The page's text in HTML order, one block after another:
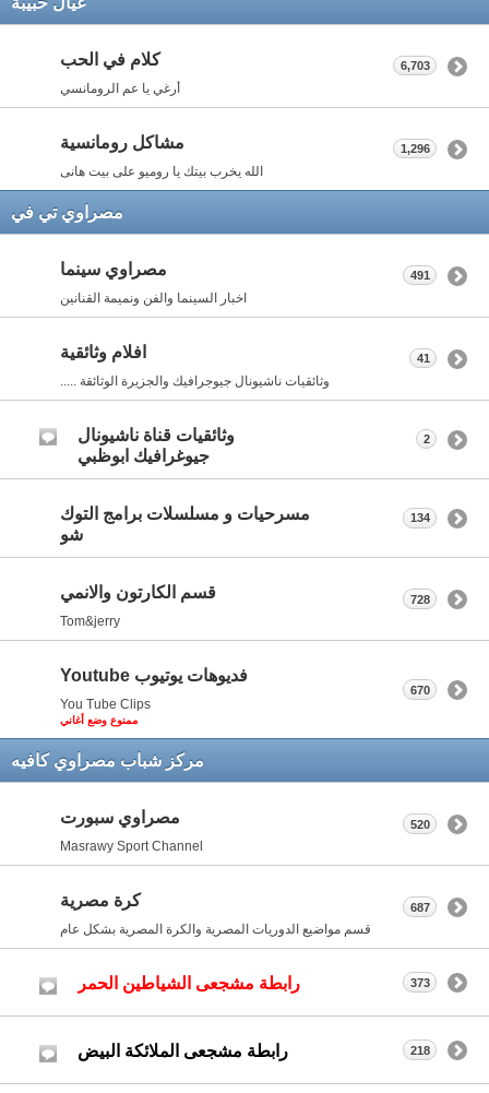
كلام في الحب
أرغي يا عم الرومانسي
6,703
مشاكل رومانسية
الله يخرب بيتك يا روميو على بيت هانى
1,296
مصراوي تي في
مصراوي سينما
اخبار السينما والفن ونميمة القنانين
491
افلام وثائقية
وثائقيات ناشيونال جيوجرافيك والجزيرة الوثائقة .....
41
وثائقيات قناة ناشيونال
جيوغرافيك ابوظبي
2
مسرحيات و مسلسلات برامج التوك
شو
134
قسم الكارتون والانمي
Tom&jerry
728
فديوهات يوتيوب Youtube
You Tube Clips
ممنوع وضع أغاني
670
مركز شباب مصراوي كافيه
مصراوي سبورت
Masrawy Sport Channel
520
كرة مصرية
قسم مواضيع الدوريات المصرية والكرة المصرية بشكل عام
687
رابطة مشجعى الشياطين الحمر 373
رابطة مشجعى الملائكة البيض 218